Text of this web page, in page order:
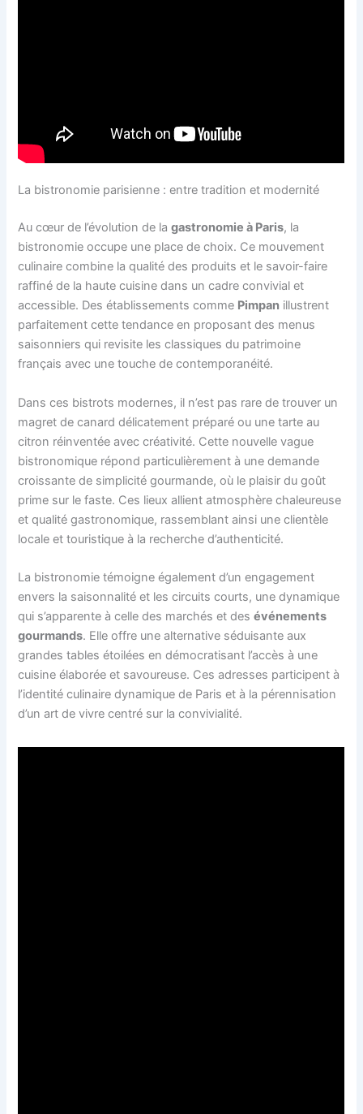
La bistronomie parisienne : entre tradition et modernité
Au cœur de l’évolution de lagastronomie à Paris, la
bistronomie occupe une place de choix. Ce mouvement
culinaire combine la qualité des produits et le savoir-faire
raffiné de la haute cuisine dans un cadre convivial et
accessible. Des établissements comme Pimpan illustrent
parfaitement cette tendance en proposant des menus
saisonniers qui revisite les classiques du patrimoine
français avec une touche de contemporanéité.
Dans ces bistrots modernes, il n’est pas rare de trouver un
magret de canard délicatement préparé ou une tarte au
citron réinventée avec créativité. Cette nouvelle vague
bistronomique répond particulièrement à une demande
croissante de simplicité gourmande, où le plaisir du goût
prime sur le faste. Ces lieux allient atmosphère chaleureuse
et qualité gastronomique, rassemblant ainsi une clientèle
locale et touristique à la recherche d’authenticité.
La bistronomie témoigne également d’un engagement
envers la saisonnalité et les circuits courts, une dynamique
qui s’apparente à celle des marchés et desévénements
gourmands. Elle offre une alternative séduisante aux
grandes tables étoilées en démocratisant l’accès à une
cuisine élaborée et savoureuse. Ces adresses participent à
l’identité culinaire dynamique de Paris et à la pérennisation
d’un art de vivre centré sur la convivialité.